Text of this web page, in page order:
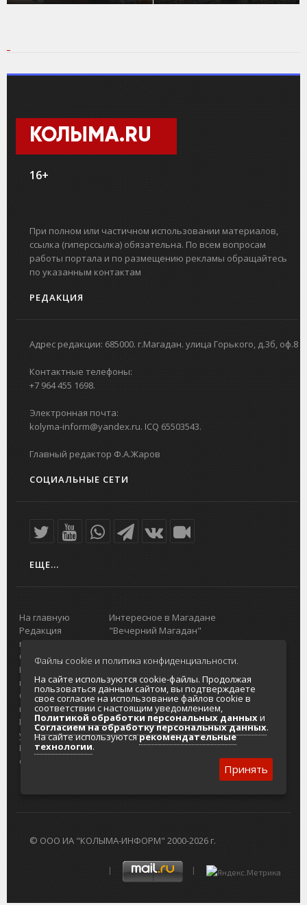
КОЛЫМА.RU
16+
При полном или частичном использовании материалов,
ссылка (гиперссылка) обязательна. По всем вопросам
работы портала и по размещению рекламы обращайтесь
по указанным контактам
РЕДАКЦИЯ
Адрес редакции: 685000. г.Магадан. улица Горького, д.3б, оф.8
Контактные телефоны:
+7 964 455 1698.
Электронная почта:
kolyma-inform@yandex.ru. ICQ 65503543.
Главный редактор Ф.А.Жаров
СОЦИАЛЬНЫЕ СЕТИ
ЕЩЕ...
На главную
Редакция
портала
О проекте
Реклама на
портале
Отзывы и
предложения
Интернет-
услуги
Разработка
сайтов
Интересное в Магадане
"Вечерний Магадан"
Городская доска объявлений
Реклама
Главный туристический портал
Колымы
Политика в отношении обработки
персональных данных
Согласие на обработку персональных
данных
© ООО ИА "КОЛЫМА-ИНФОРМ" 2000-2026 г.
Файлы cookie и политика конфиденциальности.
На сайте используются cookie-файлы. Продолжая
пользоваться данным сайтом, вы подтверждаете
свое согласие на использование файлов cookie в
соответствии с настоящим уведомлением,
Политикой обработки персональных данныхи
Согласием на обработку персональных данных.
На сайте используютсярекомендательные
технологии.
Принять